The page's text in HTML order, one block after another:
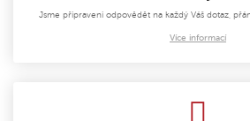
Jsme připraveni odpovědět na každý Váš dotaz,
Více informací